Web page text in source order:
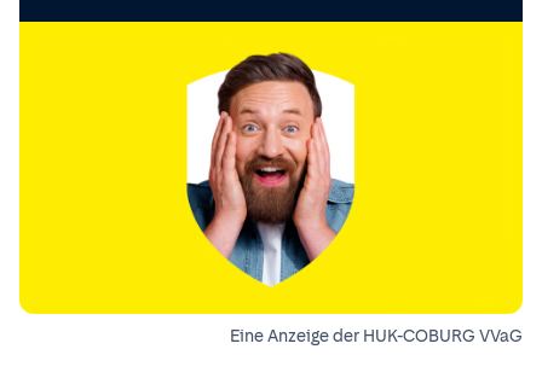
Eine Anzeige der HUK-COBURG VVaG